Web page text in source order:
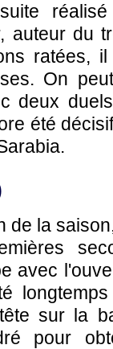
auteur du
ratées,
On
deux
été
de la
avec
sur la
pour